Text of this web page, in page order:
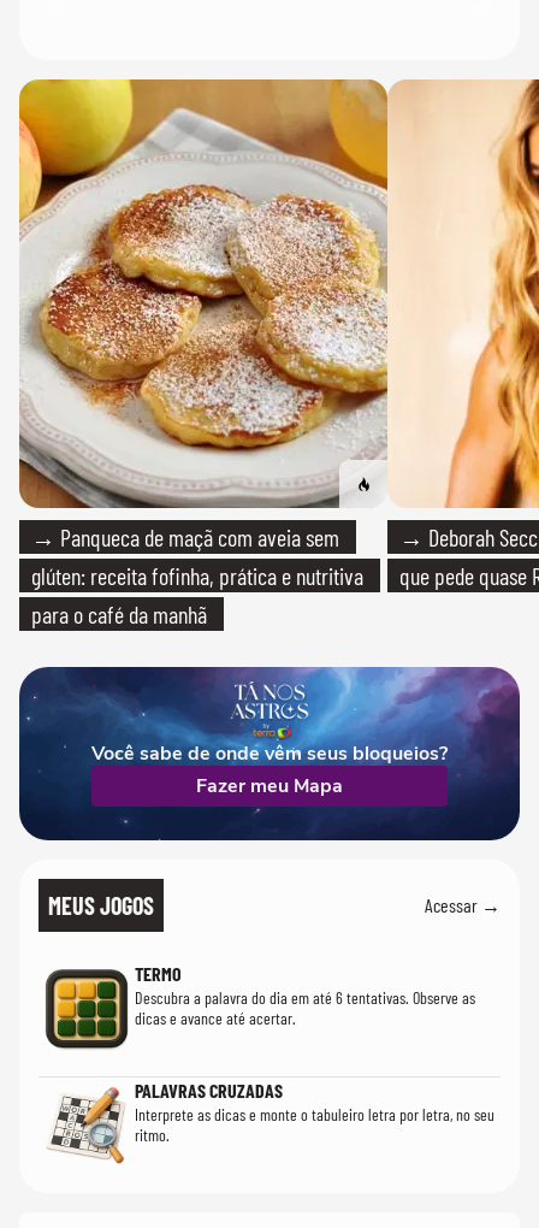
→ Panqueca de maçã com aveia sem
glúten: receita fofinha, prática e nutritiva
para o café da manhã
→ Deborah
que pede quase
Você sabe de onde vêm seus bloqueios?
Fazer meu Mapa
MEUS JOGOS Acessar →
TERMO
Descubra a palavra do dia em até 6 tentativas. Observe as
dicas e avance até acertar.
PALAVRAS CRUZADAS
Interprete as dicas e monte o tabuleiro letra por letra, no seu
ritmo.